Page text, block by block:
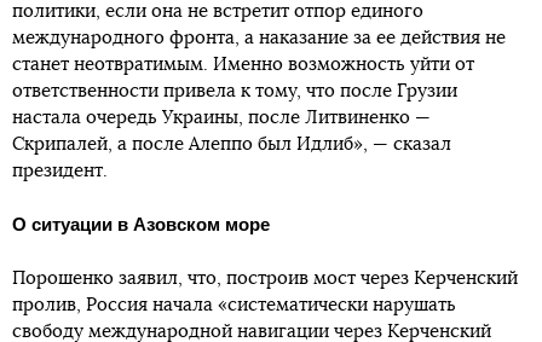
политики, если она не встретит отпор единого
международного фронта, а наказание за ее действия не
станет неотвратимым. Именно возможность уйти от
ответственности привела к тому, что после Грузии
настала очередь Украины, после Литвиненко —
Скрипалей, а после Алеппо был Идлиб», — сказал
президент.
О ситуации в Азовском море
Порошенко заявил, что, построив мост через Керченский
пролив, Россия начала «систематически нарушать
свободу международной навигации через Керченский